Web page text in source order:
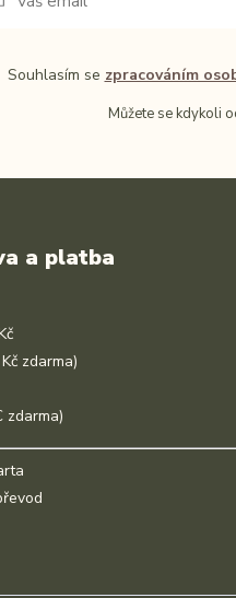
Souhlasím se zpracováním
Můžete se kdykoli
a platba
zdarma)
zdarma)